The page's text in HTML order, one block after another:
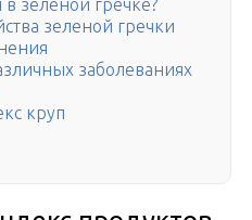
в зеленой гречке?
зеленой гречки
заболеваниях
круп